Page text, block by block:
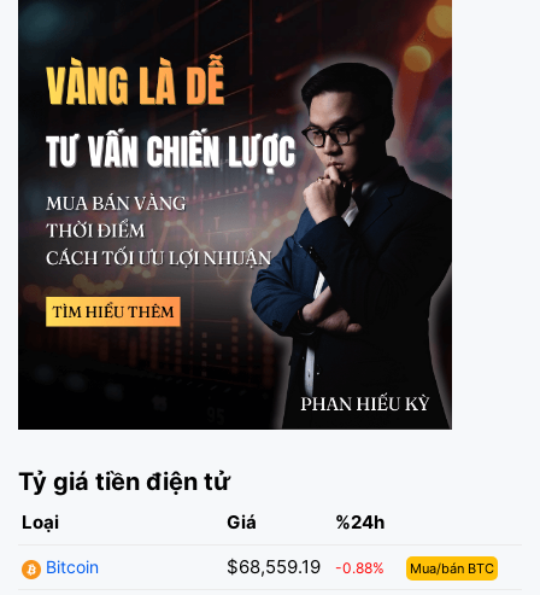
Tỷ giá tiền điện tử
Loại Giá %24h
Bitcoin $68,559.19 -0.88% Mua/bán BTC